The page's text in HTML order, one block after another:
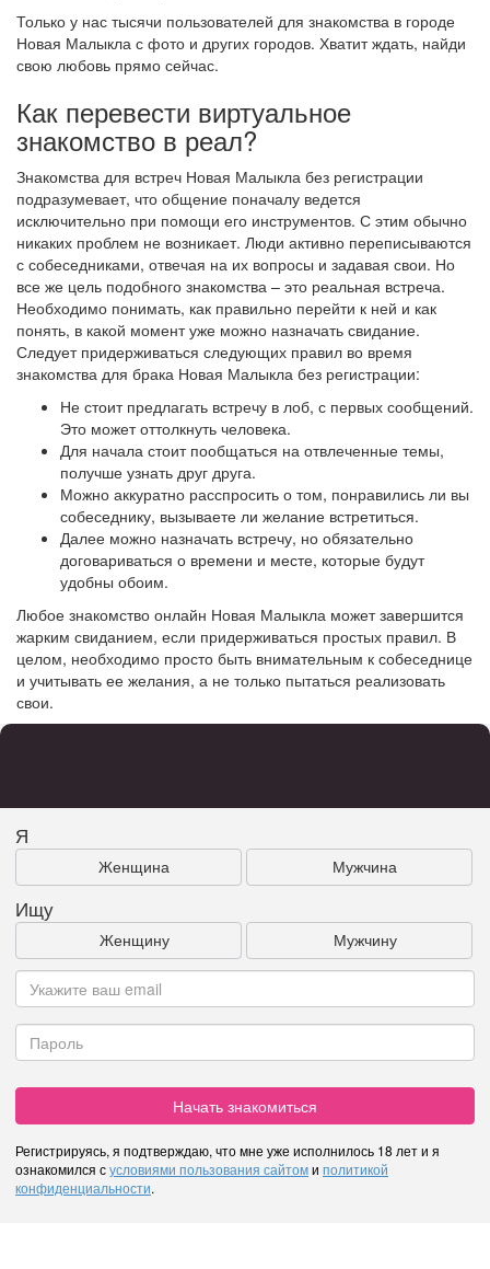
Только у нас тысячи пользователей для знакомства в городе
Новая Малыкла с фото и других городов. Хватит ждать, найди
свою любовь прямо сейчас.
Как перевести виртуальное
знакомство в реал?
Знакомства для встреч Новая Малыкла без регистрации
подразумевает, что общение поначалу ведется
исключительно при помощи его инструментов. С этим обычно
никаких проблем не возникает. Люди активно переписываются
с собеседниками, отвечая на их вопросы и задавая свои. Но
все же цель подобного знакомства – это реальная встреча.
Необходимо понимать, как правильно перейти к ней и как
понять, в какой момент уже можно назначать свидание.
Следует придерживаться следующих правил во время
знакомства для брака Новая Малыкла без регистрации:
Не стоит предлагать встречу в лоб, с первых сообщений.
Это может оттолкнуть человека.
Для начала стоит пообщаться на отвлеченные темы,
получше узнать друг друга.
Можно аккуратно расспросить о том, понравились ли вы
собеседнику, вызываете ли желание встретиться.
Далее можно назначать встречу, но обязательно
договариваться о времени и месте, которые будут
удобны обоим.
Любое знакомство онлайн Новая Малыкла может завершится
жарким свиданием, если придерживаться простых правил. В
целом, необходимо просто быть внимательным к собеседнице
и учитывать ее желания, а не только пытаться реализовать
свои.
Я
Женщина Мужчина
Ищу
Женщину Мужчину
Начать знакомиться
Регистрируясь, я подтверждаю, что мне уже исполнилось 18 лет и я
ознакомился сусловиями пользования сайтоми политикой
конфиденциальности.